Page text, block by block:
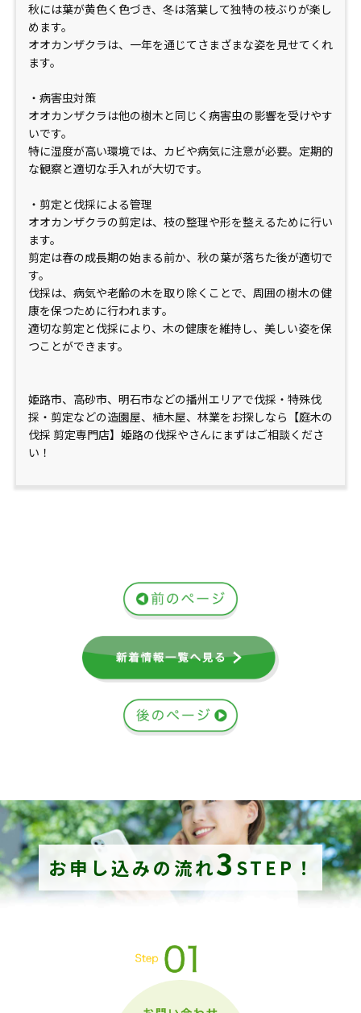
秋には葉が黄色く色づき、冬は落葉して独特の枝ぶりが楽し
めます。
オオカンザクラは、一年を通じてさまざまな姿を見せてくれ
ます。
・病害虫対策
オオカンザクラは他の樹木と同じく病害虫の影響を受けやす
いです。
特に湿度が高い環境では、カビや病気に注意が必要。定期的
な観察と適切な手入れが大切です。
・剪定と伐採による管理
オオカンザクラの剪定は、枝の整理や形を整えるために行い
ます。
剪定は春の成長期の始まる前か、秋の葉が落ちた後が適切で
す。
伐採は、病気や老齢の木を取り除くことで、周囲の樹木の健
康を保つために行われます。
適切な剪定と伐採により、木の健康を維持し、美しい姿を保
つことができます。
姫路市、高砂市、明石市などの播州エリアで伐採・特殊伐
採・剪定などの造園屋、植木屋、林業をお探しなら【庭木の
伐採 剪定専門店】姫路の伐採やさんにまずはご相談くださ
い！
お申し込みの流れ3 STEP！